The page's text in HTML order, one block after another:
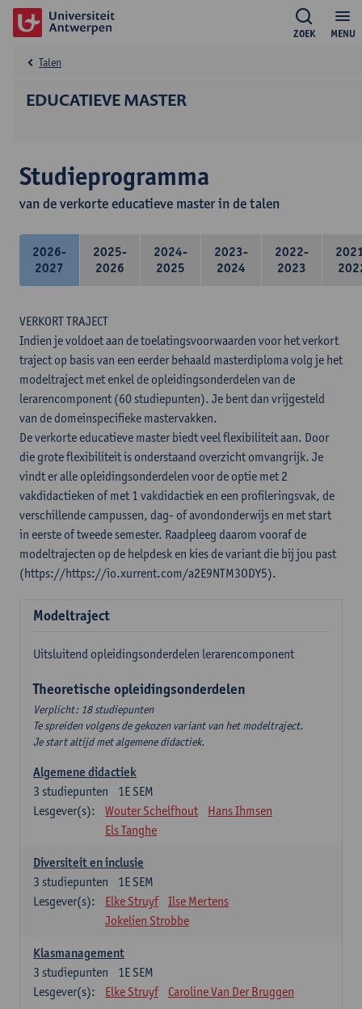
MENU
ZOEK
EDUCATIEVE MASTER
Talen
Studieprogramma
van de verkorte educatieve master in de talen
2026-
2027
2025-
2026
2024-
2025
2023-
2024
2022-
2023
VERKORT TRAJECT
Indien je voldoet aan de toelatingsvoorwaarden voor het verkort
traject op basis van een eerder behaald masterdiploma volg je het
modeltraject met enkel de opleidingsonderdelen van de
lerarencomponent (60 studiepunten). Je bent dan vrijgesteld
van de domeinspecifieke mastervakken.
De verkorte educatieve master biedt veel flexibiliteit aan. Door
die grote flexibiliteit is onderstaand overzicht omvangrijk. Je
vindt er alle opleidingsonderdelen voor de optie met 2
vakdidactieken of met 1 vakdidactiek en een profileringsvak, de
verschillende campussen, dag- of avondonderwijs en met start
in eerste of tweede semester. Raadpleeg daarom vooraf de
modeltrajecten op de helpdesk en kies de variant die bij jou past
(https://https://io.xurrent.com/a2E9NTM3ODY5).
Modeltraject
Uitsluitend opleidingsonderdelen lerarencomponent
Theoretische opleidingsonderdelen
Verplicht: 18 studiepunten
Te spreiden volgens de gekozen variant van het modeltraject.
Je start altijd met algemene didactiek.
Algemene didactiek
1E SEM
3 studiepunten
Lesgever(s):
Wouter Schelfhout
Hans Ihmsen
Els Tanghe
Diversiteit en inclusie
1E SEM
3 studiepunten
Lesgever(s):
Elke Struyf
Ilse Mertens
Jokelien Strobbe
Klasmanagement
1E SEM
3 studiepunten
Lesgever(s):
Elke Struyf Caroline Van Der Bruggen